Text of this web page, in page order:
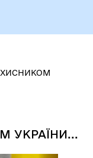
УКРАЇНИ...